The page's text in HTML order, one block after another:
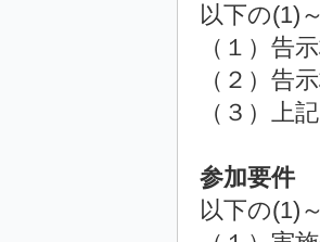
以下の(1)
（１）告
（２）告
（３）上
参加要件
以下の(1)